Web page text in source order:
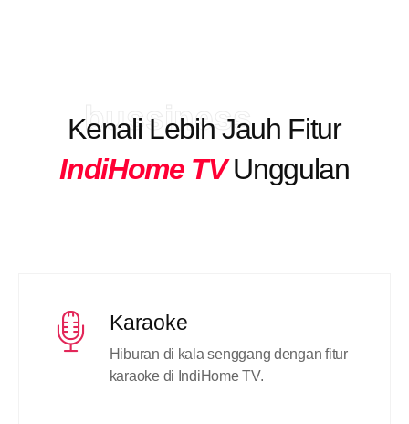
bussiness
Kenali Lebih Jauh Fitur
IndiHome TVUnggulan
Karaoke
Hiburan di kala senggang dengan fitur
karaoke di IndiHome TV.